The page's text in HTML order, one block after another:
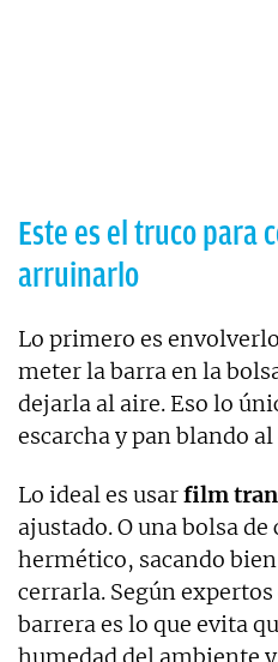
Este es el truco para
arruinarlo
Lo primero es
meter la barra en la
dejarla al aire. Eso lo
escarcha y pan blando
Lo ideal es usarfilm
ajustado. O una bolsa
hermético, sacando
cerrarla. Según
barrera es lo que evita
humedad del ambiente